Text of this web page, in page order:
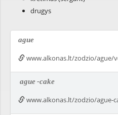
drugys
ague
www.alkonas.lt/zodzio/ague/
ague-cake
www.alkonas.lt/zodzio/ague-